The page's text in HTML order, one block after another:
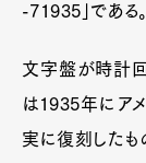
-71935」である
文字盤が時計回
は1935年にア
実に復刻したも